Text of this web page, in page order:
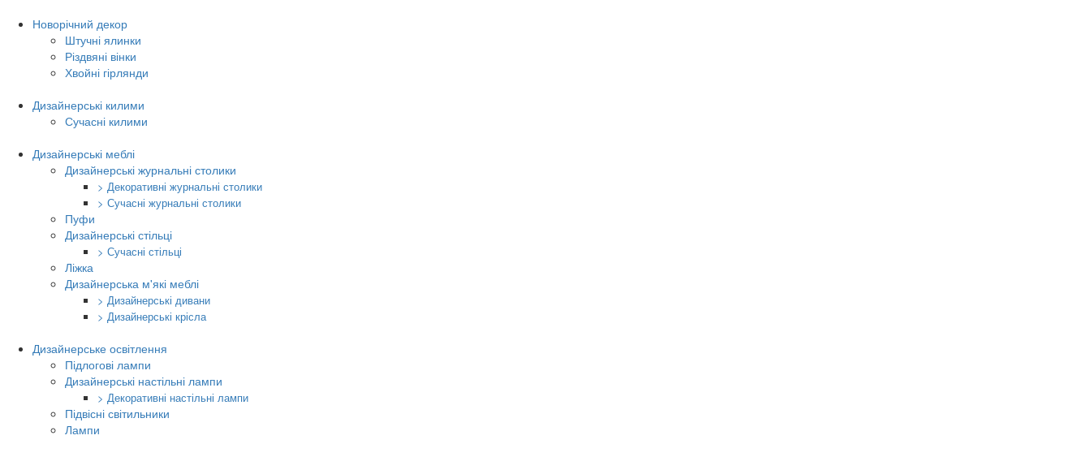
Новорічний декор
Штучні ялинки
Різдвяні вінки
Хвойні гірлянди
Дизайнерські килими
Сучасні килими
Дизайнерські меблі
Дизайнерські журнальні столики
> Декоративні журнальні столики
> Сучасні журнальні столики
Пуфи
Дизайнерські стільці
> Сучасні стільці
Ліжка
Дизайнерська м'які меблі
> Дизайнерські дивани
> Дизайнерські крісла
Дизайнерське освітлення
Підлогові лампи
Дизайнерські настільні лампи
> Декоративні настільні лампи
Підвісні світильники
Лампи